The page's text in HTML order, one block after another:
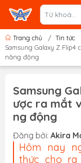
Trang chủ / Tin tức
Samsung Galaxy Z Flip4
năng động
Samsung
ược ra mắt
ng động
Đăng bởi: Akira
Hôm nay
thức cho